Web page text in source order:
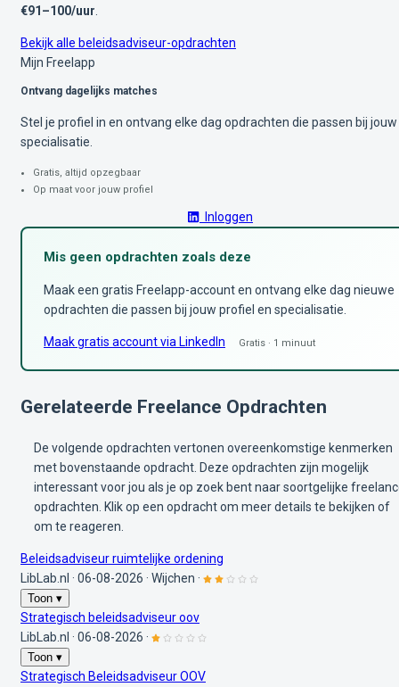
€91–100/uur
Bekijk alle beleidsadviseur-opdrachten
Mijn Freelapp
Ontvang dagelijks matches
Stel je profiel in en ontvang elke dag opdrachten die passen bij jouw
specialisatie.
Gratis, altijd opzegbaar
Op maat voor jouw profiel
Inloggen
Mis geen opdrachten zoals deze
Maak een gratis Freelapp-account en ontvang elke dag nieuwe
opdrachten die passen bij jouw profiel en specialisatie.
Maak gratis account via LinkedIn Gratis · 1 minuut
Gerelateerde Freelance Opdrachten
De volgende opdrachten vertonen overeenkomstige kenmerken
met bovenstaande opdracht. Deze opdrachten zijn mogelijk
interessant voor jou als je op zoek bent naar soortgelijke
opdrachten. Klik op een opdracht om meer details te bekijken of
om te reageren.
Beleidsadviseur ruimtelijke ordening
LibLab.nl · 06-08-2026 · Wijchen ·
Toon ▾
Strategisch beleidsadviseur oov
LibLab.nl · 06-08-2026 ·
Toon ▾
Strategisch Beleidsadviseur OOV